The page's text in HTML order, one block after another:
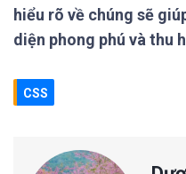
hiểu rõ về chúng sẽ
diện phong phú và thu
CSS